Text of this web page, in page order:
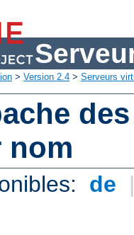
> Version 2.4 > Serveurs
nom
de